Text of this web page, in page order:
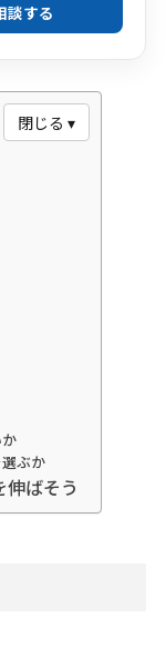
談する
閉じる ▾
ぶか
ばそう